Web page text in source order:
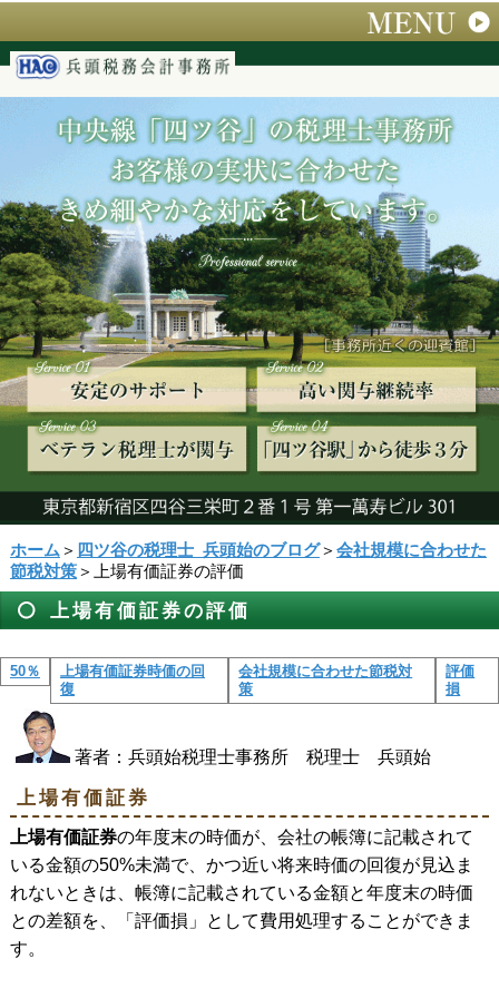
ホーム ＞ 四ツ谷の税理士_兵頭始のブログ＞ 会社規模に合わせた
節税対策＞上場有価証券の評価
上場有価証券の評価
50％
上場有価証券時価の回
復
会社規模に合わせた節税対
策
評価
損
著者：兵頭始税理士事務所 税理士 兵頭始
上場有価証券
上場有価証券の年度末の時価が、会社の帳簿に記載されて
いる金額の50%未満で、かつ近い将来時価の回復が見込ま
れないときは、帳簿に記載されている金額と年度末の時価
との差額を、「評価損」として費用処理することができま
す。